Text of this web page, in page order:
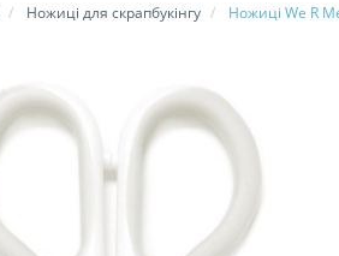
Ножиці для скрапбукінгу Ножиці We R